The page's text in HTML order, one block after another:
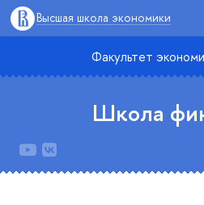
Высшая школа экономики
Факультет
Школа